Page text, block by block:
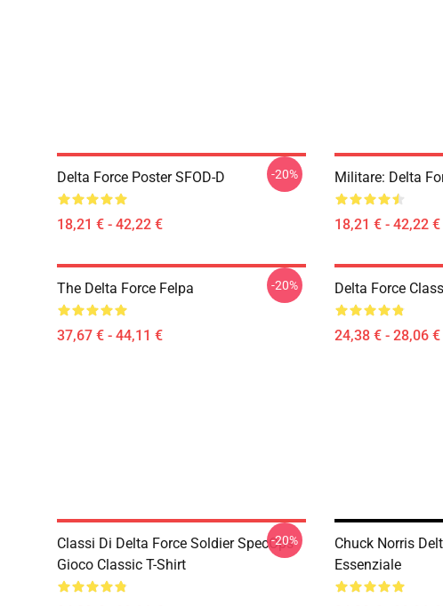
Delta Force Poster SFOD-D
18,21 € - 42,22 €
-20% Militare: Delta
18,21 € - 42,22 €
The Delta Force Felpa
37,67 € - 44,11 €
-20% Delta Force
24,38 € - 28,06 €
Classi Di Delta Force Soldier SpecOps
Gioco Classic T-Shirt
-20%
Chuck Norris
Essenziale